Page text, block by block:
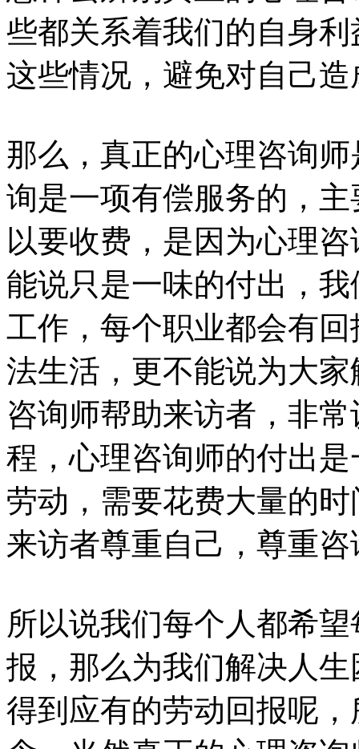
些都关系着我们的自身
这些情况，避免对自己
那么，真正的心理咨询
询是一项有偿服务的，
以要收费，是因为心理
能说只是一味的付出，
工作，每个职业都会有
法生活，更不能说为大
咨询师帮助来访者，非
程，心理咨询师的付出
劳动，需要花费大量的
来访者尊重自己，尊重
所以说我们每个人都希
报，那么为我们解决人
得到应有的劳动回报呢